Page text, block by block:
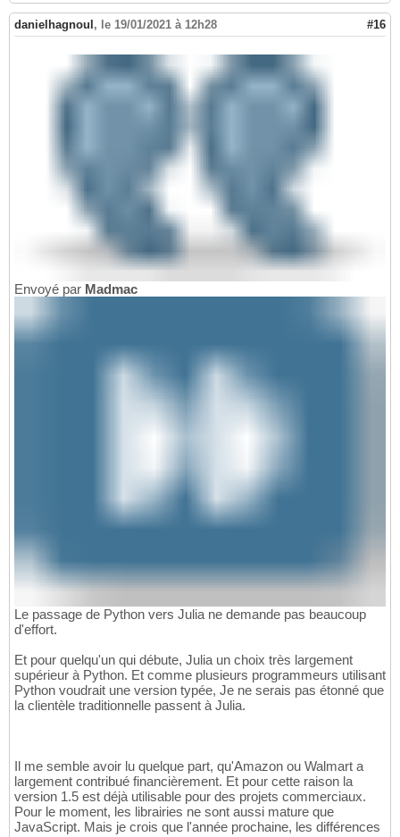
danielhagnoul , le 19/01/2021 à 12h28 #16
Envoyé par Madmac
Le passage de Python vers Julia ne demande pas beaucoup
d'effort.
Et pour quelqu'un qui débute, Julia un choix très largement
supérieur à Python. Et comme plusieurs programmeurs utilisant
Python voudrait une version typée, Je ne serais pas étonné que
la clientèle traditionnelle passent à Julia.
Il me semble avoir lu quelque part, qu'Amazon ou Walmart a
largement contribué financièrement. Et pour cette raison la
version 1.5 est déjà utilisable pour des projets commerciaux.
Pour le moment, les librairies ne sont aussi mature que
JavaScript. Mais je crois que l'année prochaine, les différences